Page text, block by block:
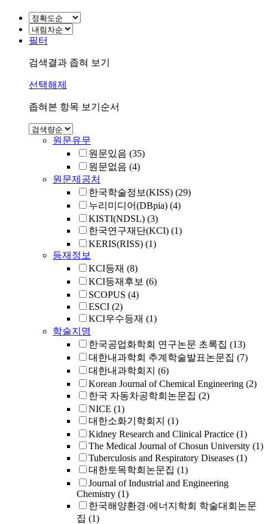
필터
검색결과 좁혀 보기
선택해제
좁혀본 항목 보기순서
원문유무
원문있음 (35)
원문없음 (4)
원문제공처
한국학술정보(KISS) (29)
누리미디어(DBpia) (4)
KISTI(NDSL) (3)
한국연구재단(KCI) (1)
KERIS(RISS) (1)
등재정보
KCI등재 (8)
KCI등재후보 (6)
SCOPUS (4)
ESCI (2)
KCI우수등재 (1)
학술지명
한국공업화학회 연구논문 초록집 (13)
대한내과학회 추계학술발표논문집 (7)
대한내과학회지 (6)
Korean Journal of Chemical Engineering (2)
한국 자동차공학회논문집 (2)
NICE (1)
대한소화기학회지 (1)
Kidney Research and Clinical Practice (1)
The Medical Journal of Chosun University (1)
Tuberculosis and Respiratory Diseases (1)
대한토목학회논문집 (1)
Journal of Industrial and Engineering
Chemistry (1)
한국해양환경·에너지학회 학술대회논문
집 (1)